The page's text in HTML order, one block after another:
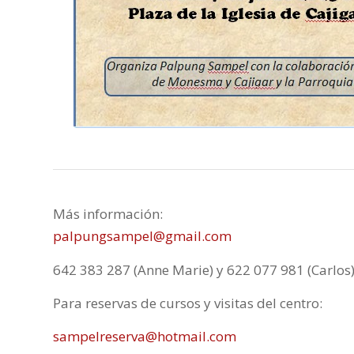
Más información:
palpungsampel@gmail.com
642 383 287 (Anne Marie) y 622 077 981 (Carlos)
Para reservas de cursos y visitas del centro:
sampelreserva@hotmail.com